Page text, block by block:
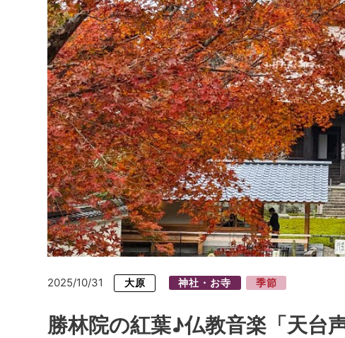
2025/10/31 大原 神社・お寺 季節
勝林院の紅葉♪仏教音楽「天台